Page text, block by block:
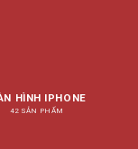
HÌNH IPHONE
42 SẢN PHẨM